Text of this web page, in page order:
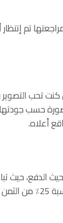
تم
كنت تحب
أعلاه.
الدفع، حيث
50$ مما يجعله الأفضل